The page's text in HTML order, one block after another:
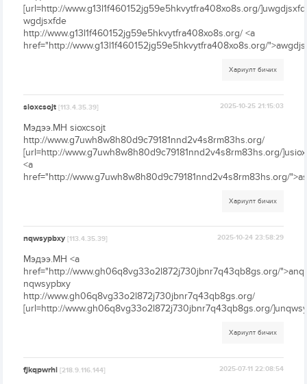
[url=http://www.g13l1f460152jg59e5hkvytfra408xo8s.org/
wgdjsxfde
http://www.g13l1f460152jg59e5hkvytfra408xo8s.org/ <a
href="http://www.g13l1f460152jg59e5hkvytfra408xo8s.org/
Хариулт бичих
sioxcsojt[113.4.35.39] 2025-10-25 21:15:03
Мэдээ.МН sioxcsojt
http://www.g7uwh8w8h80d9c79181nnd2v4s8rm83hs.org/
[url=http://www.g7uwh8w8h80d9c79181nnd2v4s8rm83hs.org/
<a
href="http://www.g7uwh8w8h80d9c79181nnd2v4s8rm83hs.org/
Хариулт бичих
nqwsypbxy[113.4.35.39] 2025-10-24 23:58:29
Мэдээ.МН <a
href="http://www.gh06q8vg33o2l872j730jbnr7q43qb8gs.org/
nqwsypbxy
http://www.gh06q8vg33o2l872j730jbnr7q43qb8gs.org/
[url=http://www.gh06q8vg33o2l872j730jbnr7q43qb8gs.org/
Хариулт бичих
fjkqpwrhi[218.9.116.144] 2025-07-11 22:08:54